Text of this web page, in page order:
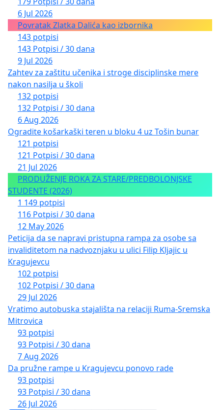
6 Jul 2026
Povratak Zlatka Dalića kao izbornika
143 potpisi
143 Potpisi / 30 dana
9 Jul 2026
Zahtev za zaštitu učenika i stroge disciplinske mere
nakon nasilja u školi
132 potpisi
132 Potpisi / 30 dana
6 Aug 2026
Ogradite košarkaški teren u bloku 4 uz Tošin bunar
121 potpisi
121 Potpisi / 30 dana
21 Jul 2026
PRODUŽENJE ROKA ZA STARE/PREDBOLONJSKE
STUDENTE (2026)
1 149 potpisi
116 Potpisi / 30 dana
12 May 2026
Peticija da se napravi pristupna rampa za osobe sa
invaliditetom na nadvoznjaku u ulici Filip Kljajic u
Kragujevcu
102 potpisi
102 Potpisi / 30 dana
29 Jul 2026
Vratimo autobuska stajališta na relaciji Ruma-Sremska
Mitrovica
93 potpisi
93 Potpisi / 30 dana
7 Aug 2026
Da pružne rampe u Kragujevcu ponovo rade
93 potpisi
93 Potpisi / 30 dana
26 Jul 2026